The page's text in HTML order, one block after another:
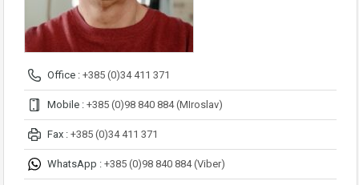
Office : +385 (0)34 411 371
Mobile : +385 (0)98 840 884 (MIroslav)
Fax : +385 (0)34 411 371
WhatsApp : +385 (0)98 840 884 (Viber)